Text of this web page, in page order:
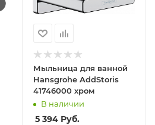
Мыльница для ванной
Hansgrohe AddStoris
41746000 хром
В наличии
5 394Руб.